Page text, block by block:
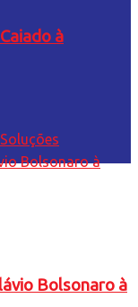
à
Bolsonaro à